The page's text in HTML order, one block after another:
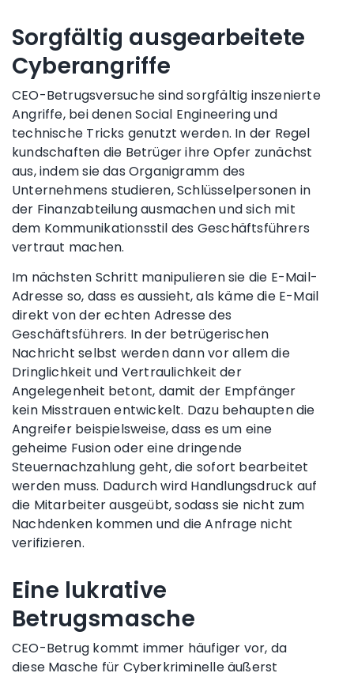
Sorgfältig ausgearbeitete
Cyberangriffe
CEO-Betrugsversuche sind sorgfältig inszenierte
Angriffe, bei denen Social Engineering und
technische Tricks genutzt werden. In der Regel
kundschaften die Betrüger ihre Opfer zunächst
aus, indem sie das Organigramm des
Unternehmens studieren, Schlüsselpersonen in
der Finanzabteilung ausmachen und sich mit
dem Kommunikationsstil des Geschäftsführers
vertraut machen.
Im nächsten Schritt manipulieren sie die E-Mail-
Adresse so, dass es aussieht, als käme die E-Mail
direkt von der echten Adresse des
Geschäftsführers. In der betrügerischen
Nachricht selbst werden dann vor allem die
Dringlichkeit und Vertraulichkeit der
Angelegenheit betont, damit der Empfänger
kein Misstrauen entwickelt. Dazu behaupten die
Angreifer beispielsweise, dass es um eine
geheime Fusion oder eine dringende
Steuernachzahlung geht, die sofort bearbeitet
werden muss. Dadurch wird Handlungsdruck auf
die Mitarbeiter ausgeübt, sodass sie nicht zum
Nachdenken kommen und die Anfrage nicht
verifizieren.
Eine lukrative
Betrugsmasche
CEO-Betrug kommt immer häufiger vor, da
diese Masche für Cyberkriminelle äußerst